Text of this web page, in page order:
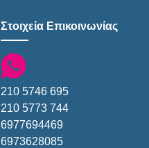
Στοιχεία Επικοινωνίας
210 5746 695
210 5773 744
6977694469
6973628085